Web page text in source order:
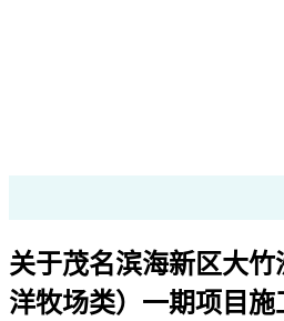
关于茂名滨海新区大
洋牧场类）一期项目